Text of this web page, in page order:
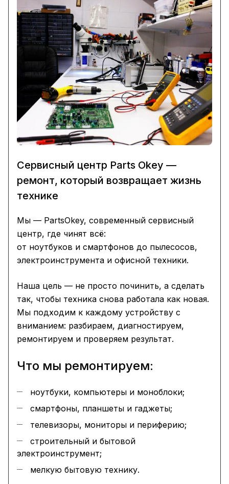
Сервисный центр Parts Okey —
ремонт, который возвращает жизнь
технике
Мы — PartsOkey, современный сервисный
центр, где чинят всё:
от ноутбуков и смартфонов до пылесосов,
электроинструмента и офисной техники.
Наша цель — не просто починить, а сделать
так, чтобы техника снова работала как новая.
Мы подходим к каждому устройству с
вниманием: разбираем, диагностируем,
ремонтируем и проверяем результат.
Что мы ремонтируем:
ноутбуки, компьютеры и моноблоки;
смартфоны, планшеты и гаджеты;
телевизоры, мониторы и периферию;
строительный и бытовой
электроинструмент;
мелкую бытовую технику.